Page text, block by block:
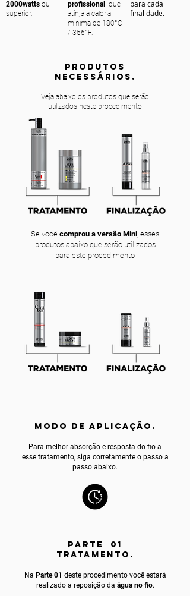
2000watts ou
superior.
profissional que
atinja a caloria
mínima de 180°C
/ 356°F.
para cada
finalidade.
PRODUTOS
NECESSÁRIOS.
Veja abaixo os produtos que serão
utilizados neste procedimento
Se você comprou a versão Mini , esses
produtos abaixo que serão utilizados
para este procedimento
MODO DE APLICAÇÃO.
Para melhor absorção e resposta do fio a
esse tratamento, siga corretamente o passo a
passo abaixo.
PARTE 01
TRATAMENTO.
Na Parte 01 deste procedimento você estará
realizado a reposição da água no fio.